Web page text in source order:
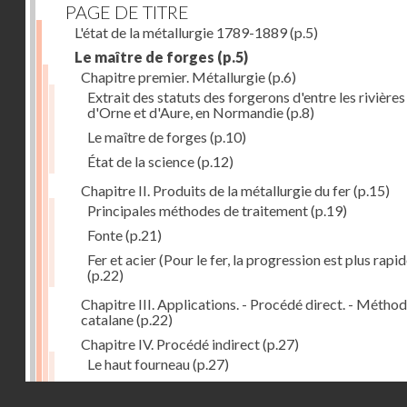
PAGE DE TITRE
L'état de la métallurgie 1789-1889(p.5)
Le maître de forges (p.5)
Chapitre premier. Métallurgie(p.6)
Extrait des statuts des forgerons d'entre les rivières
d'Orne et d'Aure, en Normandie(p.8)
Le maître de forges (p.10)
État de la science(p.12)
Chapitre II. Produits de la métallurgie du fer(p.15)
Principales méthodes de traitement(p.19)
Fonte(p.21)
Fer et acier (Pour le fer, la progression est plus
(p.22)
Chapitre III. Applications. - Procédé direct. -
catalane(p.22)
Chapitre IV. Procédé indirect(p.27)
Le haut fourneau(p.27)